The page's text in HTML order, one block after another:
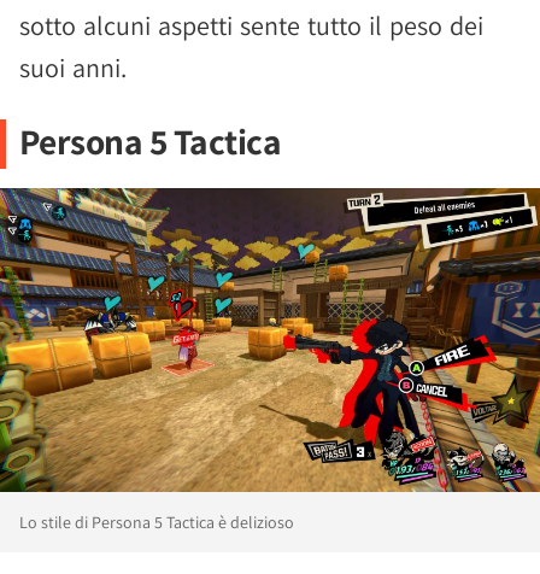
sotto alcuni aspetti sente tutto il peso dei
suoi anni.
Persona 5 Tactica
Lo stile di Persona 5 Tactica è delizioso